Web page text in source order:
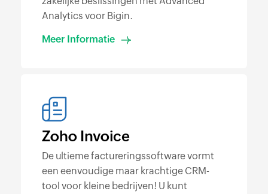
Analytics voor Bigin.
Meer Informatie
Zoho Invoice
De ultieme factureringssoftware vormt
een eenvoudige maar krachtige CRM-
tool voor kleine bedrijven! U kunt